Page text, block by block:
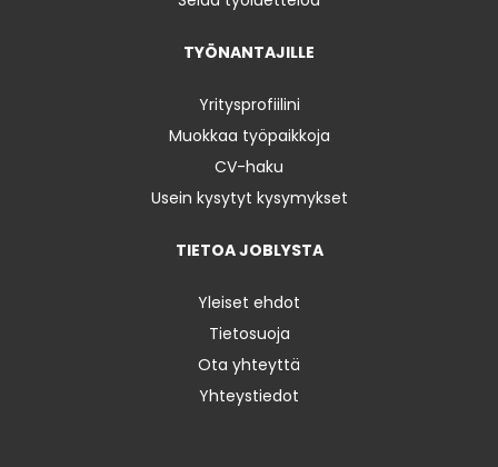
TYÖNANTAJILLE
Yritysprofiilini
Muokkaa työpaikkoja
CV-haku
Usein kysytyt kysymykset
TIETOA JOBLYSTA
Yleiset ehdot
Tietosuoja
Ota yhteyttä
Yhteystiedot